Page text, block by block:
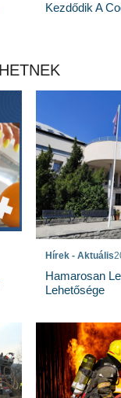
Kezdődik A
Hírek - Aktuális
Hamarosan
Lehetősége